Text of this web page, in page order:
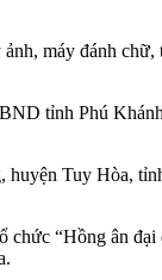
ảnh, máy đánh
tỉnh Phú
Tuy Hòa,
“Hồng ân đại